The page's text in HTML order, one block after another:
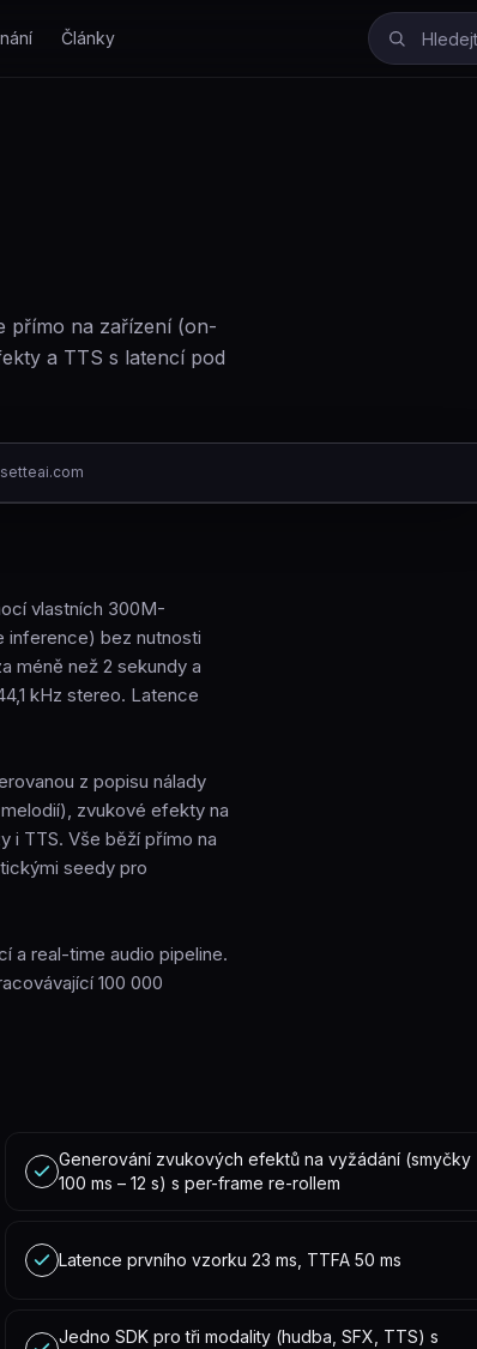
Články
přímo na zařízení (on-
a TTS s latencí pod
vlastních 300M-
inference) bez nutnosti
méně než 2 sekundy a
kHz stereo. Latence
z popisu nálady
zvukové efekty na
i TTS. Vše běží přímo na
seedy pro
a real-time audio pipeline.
100 000
Generování zvukových efektů na vyžádání (smyčky
100 ms – 12 s) s per-frame re-rollem
Latence prvního vzorku 23 ms, TTFA 50 ms
Jedno SDK pro tři modality (hudba, SFX, TTS) s